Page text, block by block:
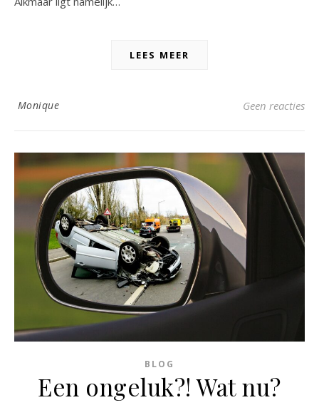
LEES MEER
Monique Geen reacties
BLOG
Een ongeluk?! Wat nu?